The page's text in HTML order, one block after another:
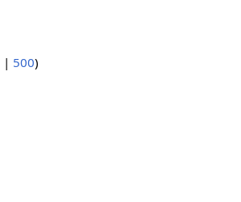
| 500)